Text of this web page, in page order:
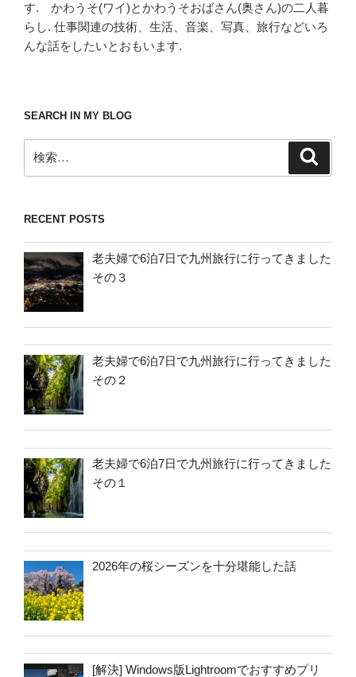
す. かわうそ(ワイ)とかわうそおばさん(奥さん)の二人暮
らし. 仕事関連の技術、生活、音楽、写真、旅行などいろ
んな話をしたいとおもいます.
SEARCH IN MY BLOG
索:
RECENT POSTS
老夫婦で6泊7日で九州旅行に行ってきました
その３
老夫婦で6泊7日で九州旅行に行ってきました
その２
老夫婦で6泊7日で九州旅行に行ってきました
その１
2026年の桜シーズンを十分堪能した話
[解決] Windows版Lightroomでおすすめプリ